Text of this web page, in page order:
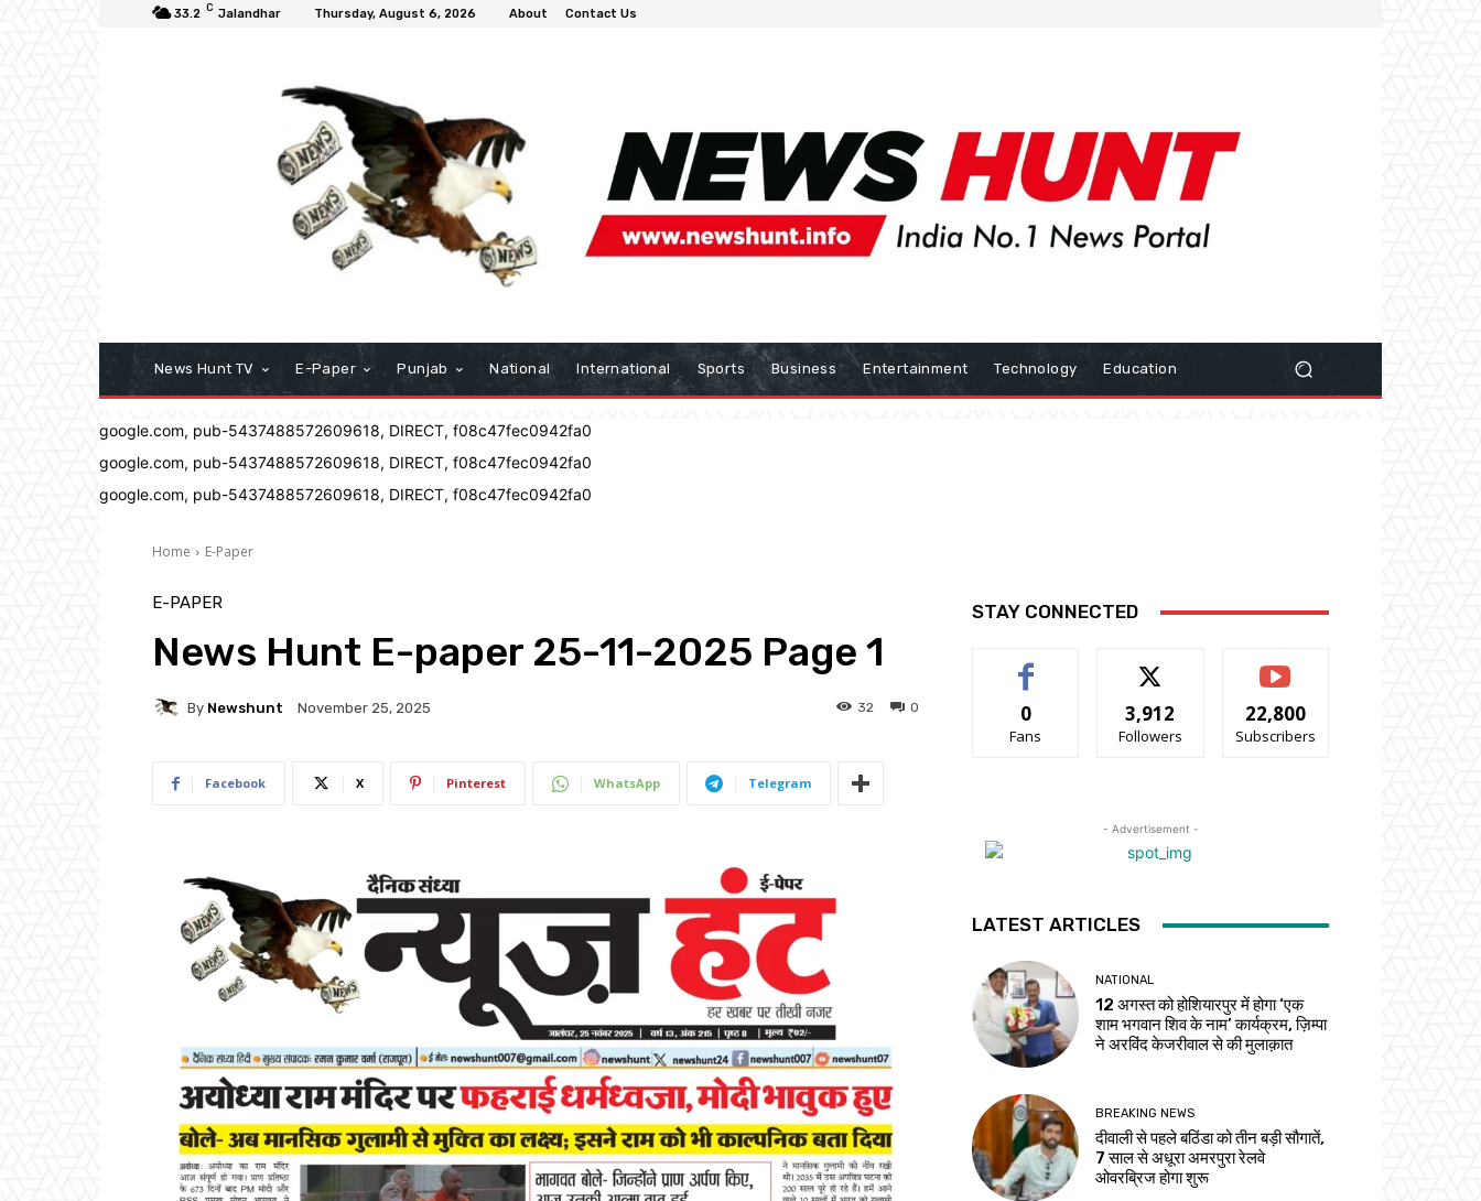
33.2 C Jalandhar Thursday, August 6, 2026 About Contact Us
News Hunt TV E-Paper Punjab National International Sports Business Entertainment Technology Education
google.com, pub-5437488572609618, DIRECT, f08c47fec0942fa0
google.com, pub-5437488572609618, DIRECT, f08c47fec0942fa0
google.com, pub-5437488572609618, DIRECT, f08c47fec0942fa0
Home E-Paper
E-PAPER
News Hunt E-paper 25-11-2025 Page 1
By Newshunt November 25, 2025 0
32
Facebook X Pinterest WhatsApp Telegram
STAY CONNECTED
0
Fans
3,912
Followers
22,800
Subscribers
- Advertisement -
LATEST ARTICLES
NATIONAL
12 अगस्त को होशियारपुर में होगा ‘एक
शाम भगवान शिव के नाम’ कार्यक्रम, ज़िम्पा
ने अरविंद केजरीवाल से की मुलाक़ात
BREAKING NEWS
दीवाली से पहले बठिंडा को तीन बड़ी सौगातें,
7 साल से अधूरा अमरपुरा रेलवे
ओवरब्रिज होगा शुरू